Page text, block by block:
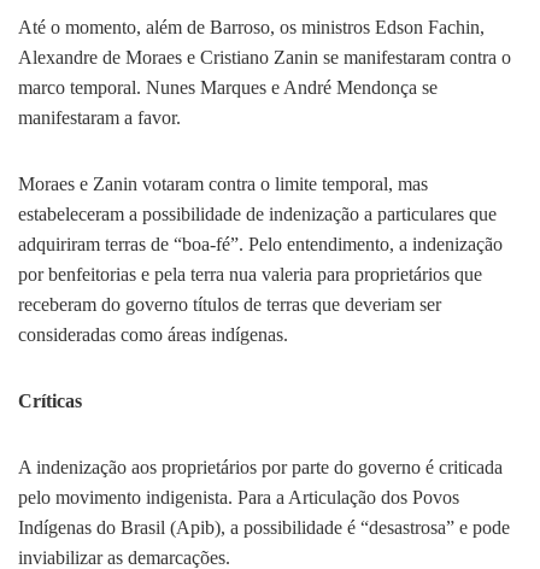
Até o momento, além de Barroso, os ministros Edson Fachin,
Alexandre de Moraes e Cristiano Zanin se manifestaram contra o
marco temporal. Nunes Marques e André Mendonça se
manifestaram a favor.
Moraes e Zanin votaram contra o limite temporal, mas
estabeleceram a possibilidade de indenização a particulares que
adquiriram terras de “boa-fé”. Pelo entendimento, a indenização
por benfeitorias e pela terra nua valeria para proprietários que
receberam do governo títulos de terras que deveriam ser
consideradas como áreas indígenas.
Críticas
A indenização aos proprietários por parte do governo é criticada
pelo movimento indigenista. Para a Articulação dos Povos
Indígenas do Brasil (Apib), a possibilidade é “desastrosa” e pode
inviabilizar as demarcações.